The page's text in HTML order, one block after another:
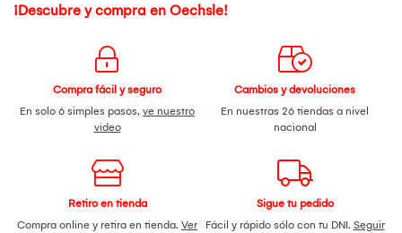
¡Descubre y compra en Oechsle!
Compra fácil y seguro
En solo 6 simples pasos, ve nuestro
video
Cambios y devoluciones
En nuestras 26 tiendas a nivel
nacional
Retiro en tienda
Compra online y retira en tienda. Ver
Sigue tu pedido
Fácil y rápido sólo con tu DNI. Seguir